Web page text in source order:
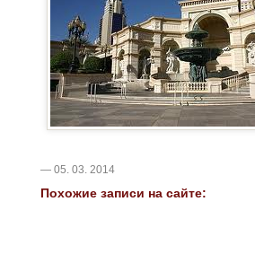
— 05. 03. 2014
Похожие записи на сайте: